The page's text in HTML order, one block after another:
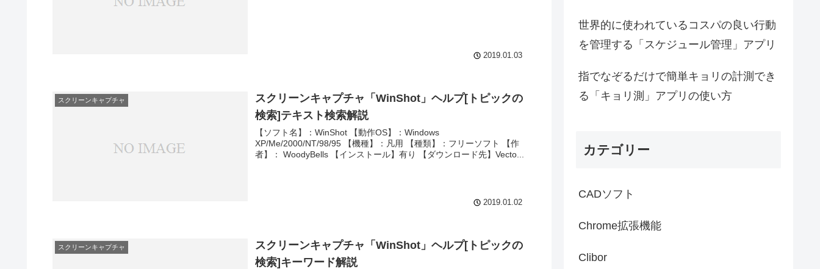
2019.01.03
スクリーンキャプチャ
スクリーンキャプチャ「WinShot」ヘルプ[トピックの
検索]テキスト検索解説
【ソフト名】：WinShot 【動作OS】：Windows
XP/Me/2000/NT/98/95 【機種】：凡用 【種類】：フリーソフト 【作
者】： WoodyBells 【インストール】有り 【ダウンロード先】Vecto...
2019.01.02
スクリーンキャプチャ
スクリーンキャプチャ「WinShot」ヘルプ[トピックの
検索]キーワード解説
世界的に使われているコスパの良い行動
を管理する「スケジュール管理」アプリ
指でなぞるだけで簡単キョリの計測でき
る「キョリ測」アプリの使い方
カテゴリー
CADソフト
Chrome拡張機能
Clibor